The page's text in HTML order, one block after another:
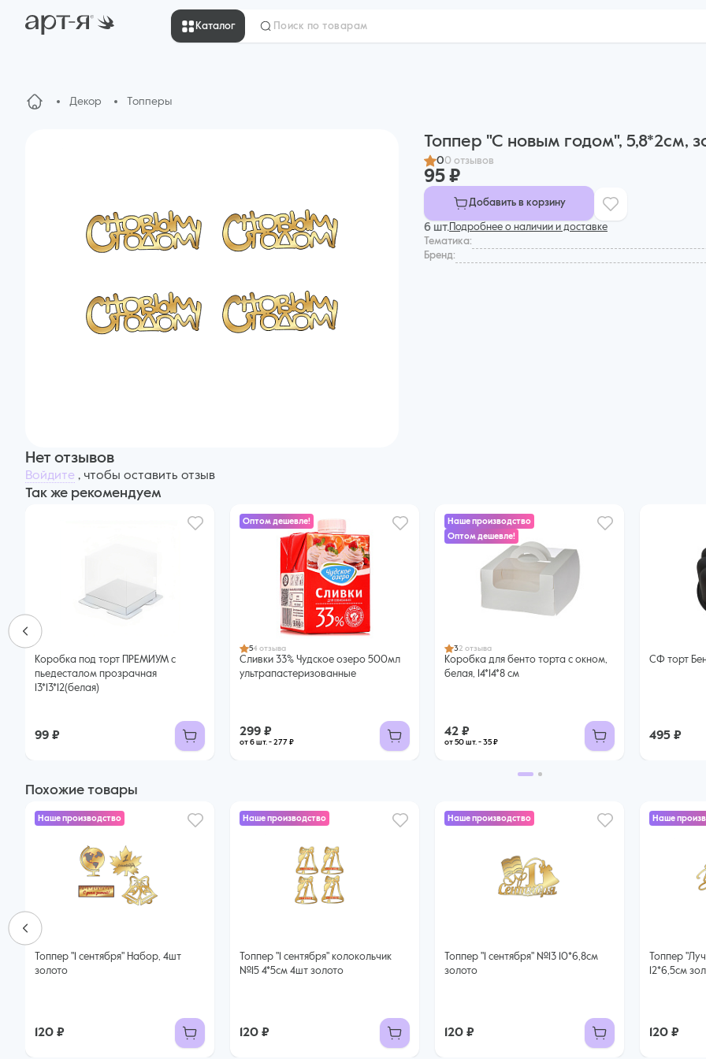
Каталог
Декор Топперы
Топпер "С новым годом", 5,8*2см,
00 отзывов
95 ₽
Добавить в корзину
6 шт. Подробнее о наличии и доставке
Тематика:
Бренд:
Нет отзывов
Войдите , чтобы оставить отзыв
Так же рекомендуем
Коробка под торт ПРЕМИУМ с
пьедесталом прозрачная
13*13*12(белая)
99 ₽
Оптом дешевле!
54 отзыва
Сливки 33% Чудское озеро 500мл
ультрапастеризованные
299 ₽
от 6 шт. - 277 ₽
Наше производство
Оптом дешевле!
32 отзыва
Коробка для бенто торта с окном,
белая, 14*14*8 см
42 ₽
от 50 шт. - 35 ₽
СФ торт
495 ₽
Похожие товары
Наше производство
Топпер "1 сентября" Набор, 4шт
золото
120 ₽
Наше производство
Топпер "1 сентября" колокольчик
№15 4*5см 4шт золото
120 ₽
Наше производство
Топпер "1 сентября" №13 10*6,8см
золото
120 ₽
Наше
Топпер "Лучшему учителю" №1
12*6,5см
120 ₽